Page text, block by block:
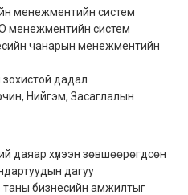
менежментийн систем
менежментийн систем
чанарын менежментийн
дадал
Нийгэм, Засаглалын
даяар хүлээн зөвшөөрөгдсөн
дагуу
таны бизнесийн амжилтыг